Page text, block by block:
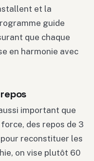
et la
guide
que chaque
en harmonie avec
important que
des repos de 3
reconstituer les
on vise plutôt 60